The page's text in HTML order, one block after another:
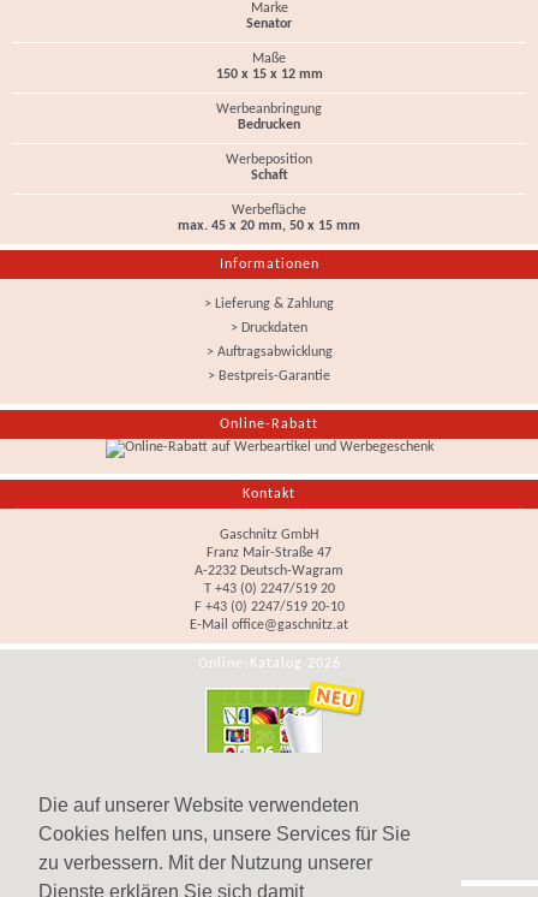
Die auf unserer Website verwendeten
Cookies helfen uns, unsere Services für Sie
zu verbessern. Mit der Nutzung unserer
Dienste erklären Sie sich damit
Marke
Senator
Maße
150 x 15 x 12 mm
Werbeanbringung
Bedrucken
Werbeposition
Schaft
Werbefläche
max. 45 x 20 mm, 50 x 15 mm
Informationen
> Lieferung & Zahlung
> Druckdaten
> Auftragsabwicklung
> Bestpreis-Garantie
Online-Rabatt
Kontakt
Gaschnitz GmbH
Franz Mair-Straße 47
A-2232 Deutsch-Wagram
T +43 (0) 2247/519 20
F +43 (0) 2247/519 20-10
E-Mail office@gaschnitz.at
Online-Katalog 2026